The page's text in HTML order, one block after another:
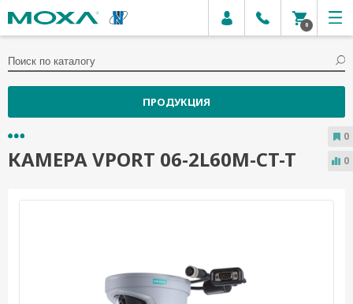
0
ПРОДУКЦИЯ
КАМЕРА VPORT 06-2L60M-CT-T
0
0